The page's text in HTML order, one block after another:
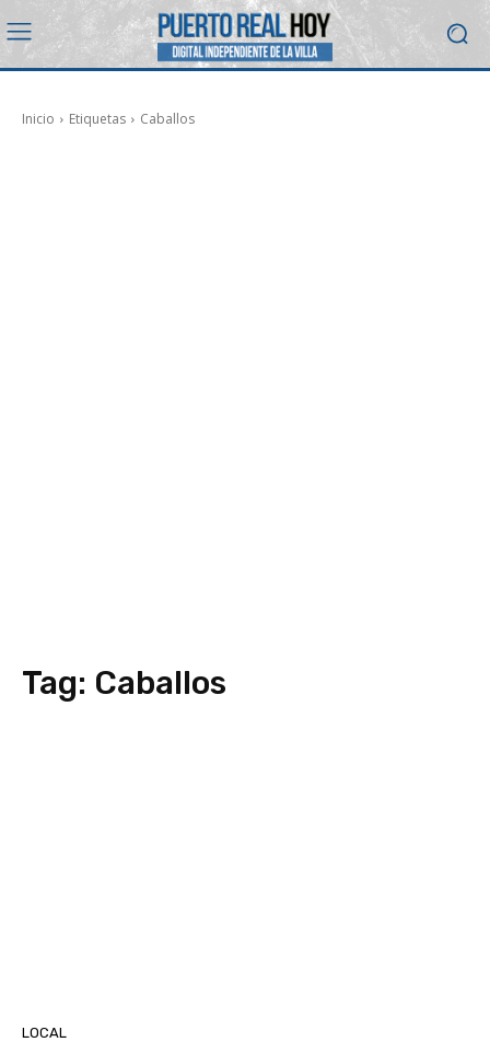
Inicio Etiquetas Caballos
Tag: Caballos
LOCAL